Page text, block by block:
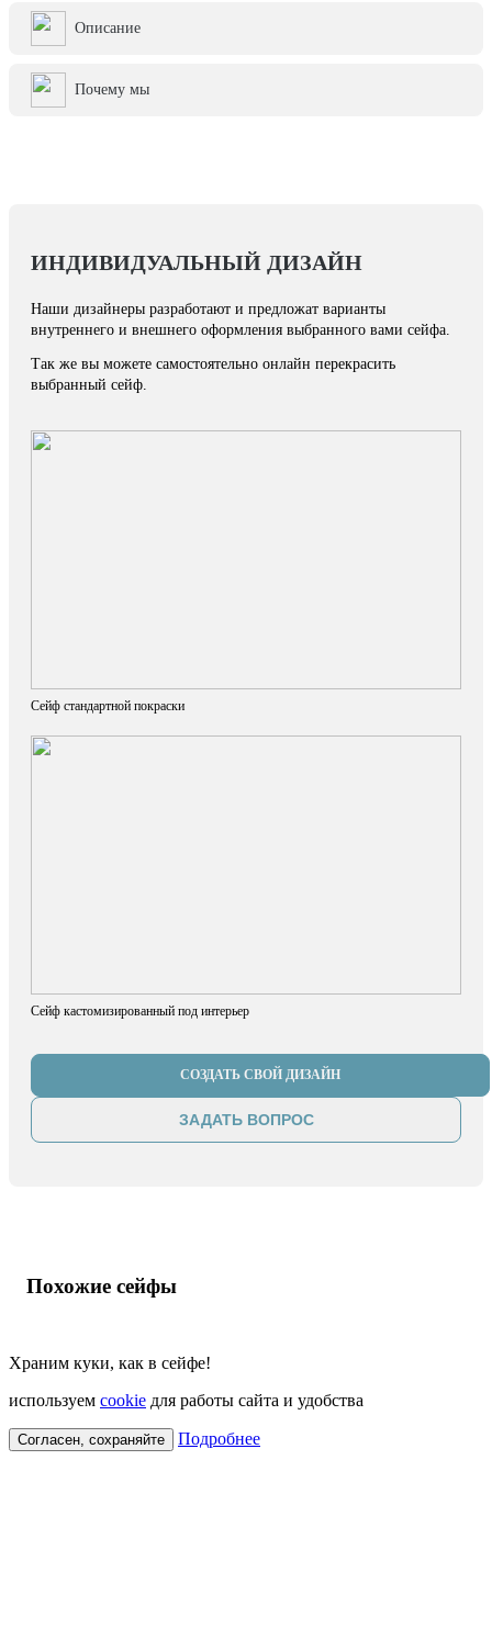
Описание
Почему мы
ИНДИВИДУАЛЬНЫЙ ДИЗАЙН
Наши дизайнеры разработают и предложат варианты
внутреннего и внешнего оформления выбранного вами сейфа.
Так же вы можете самостоятельно онлайн перекрасить
выбранный сейф.
Сейф стандартной покраски
Сейф кастомизированный под интерьер
СОЗДАТЬ СВОЙ ДИЗАЙН
ЗАДАТЬ ВОПРОС
Похожие сейфы
Храним куки, как в сейфе!
используем cookie для работы сайта и удобства
Согласен, сохраняйте Подробнее